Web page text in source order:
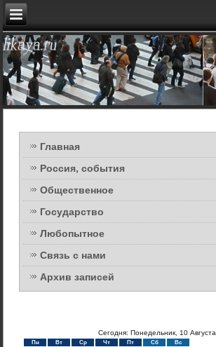
Главная
Россия, события
Общественное
Государство
Любопытное
Связь с нами
Архив записей
Сегодня: Понедельник, 10 Августа
Пн Вт Ср Чт Пт Сб Вс